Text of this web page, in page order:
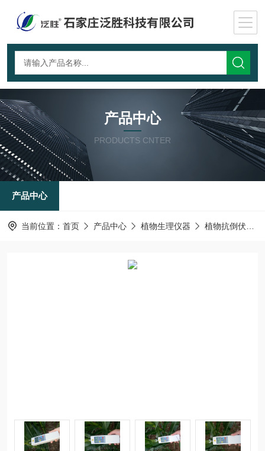
产品中心
PRODUCTS CNTER
产品中心
当前位置： 首页 产品中心 植物生理仪器 植物抗倒伏测定仪